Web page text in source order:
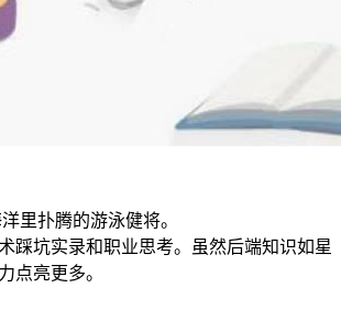
里扑腾的游泳健将。
踩坑实录和职业思考。虽然后端知识如星
点亮更多。